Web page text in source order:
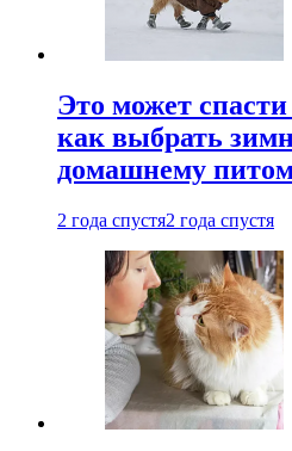
Это может
как выбрать
домашнему
2 года спустя2 года спустя